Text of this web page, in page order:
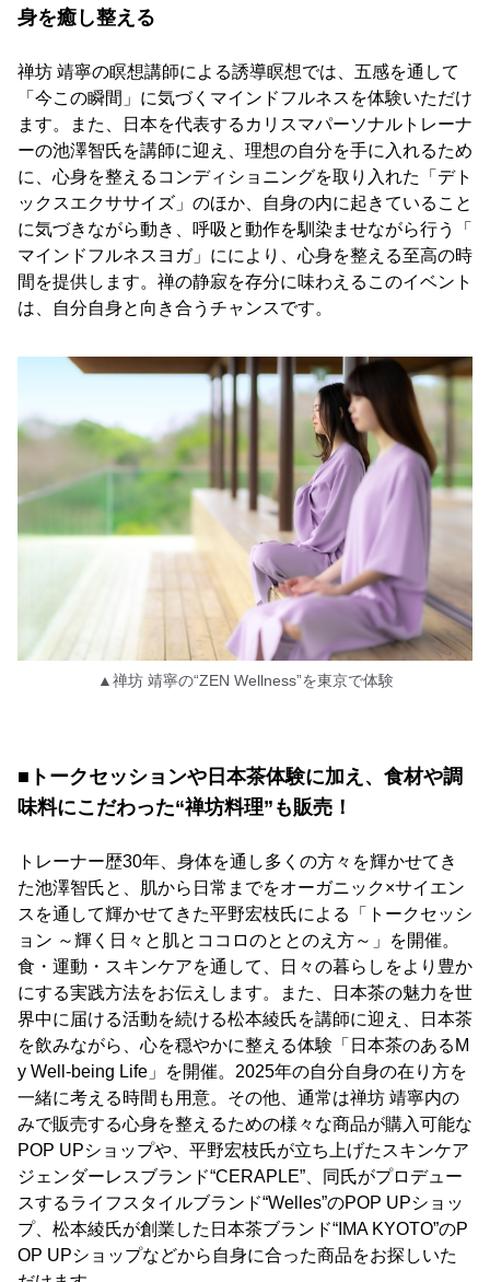
身を癒し整える
禅坊 靖寧の瞑想講師による誘導瞑想では、五感を通して
「今この瞬間」に気づくマインドフルネスを体験いただけ
ます。また、日本を代表するカリスマパーソナルトレーナ
ーの池澤智氏を講師に迎え、理想の自分を手に入れるため
に、心身を整えるコンディショニングを取り入れた「デト
ックスエクササイズ」のほか、自身の内に起きていること
に気づきながら動き、呼吸と動作を馴染ませながら行う「
マインドフルネスヨガ」ににより、心身を整える至高の時
間を提供します。禅の静寂を存分に味わえるこのイベント
は、自分自身と向き合うチャンスです。
▲禅坊 靖寧の“ZEN Wellness”を東京で体験
■トークセッションや日本茶体験に加え、食材や調
味料にこだわった“禅坊料理”も販売！
トレーナー歴30年、身体を通し多くの方々を輝かせてき
た池澤智氏と、肌から日常までをオーガニック×サイエン
スを通して輝かせてきた平野宏枝氏による「トークセッシ
ョン ～輝く日々と肌とココロのととのえ方～」を開催。
食・運動・スキンケアを通して、日々の暮らしをより豊か
にする実践方法をお伝えします。また、日本茶の魅力を世
界中に届ける活動を続ける松本綾氏を講師に迎え、日本茶
を飲みながら、心を穏やかに整える体験「日本茶のあるM
y Well-being Life」を開催。2025年の自分自身の在り方を
一緒に考える時間も用意。その他、通常は禅坊 靖寧内の
みで販売する心身を整えるための様々な商品が購入可能な
POP UPショップや、平野宏枝氏が立ち上げたスキンケア
ジェンダーレスブランド“CERAPLE”、同氏がプロデュー
スするライフスタイルブランド“Welles”のPOP UPショッ
プ、松本綾氏が創業した日本茶ブランド“IMA KYOTO”のP
OP UPショップなどから自身に合った商品をお探しいた